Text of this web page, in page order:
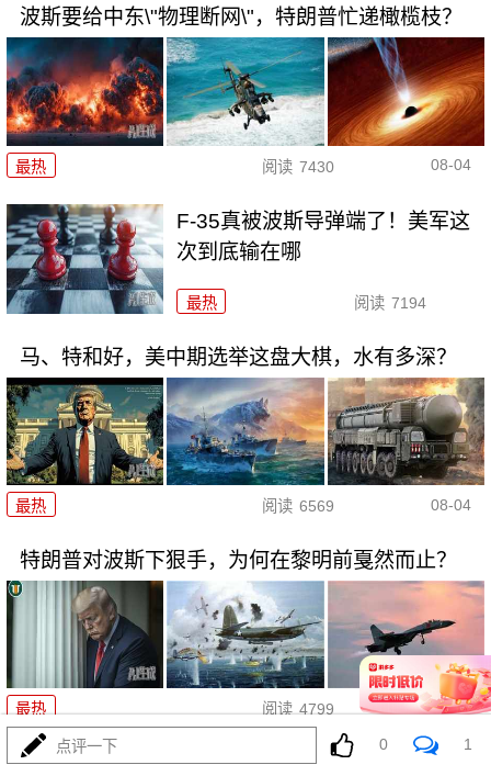
波斯要给中东\"物理断网\"，特朗普忙递橄榄枝？
最热 阅读 7430 08-04
F-35真被波斯导弹端了！美军这
次到底输在哪
最热 阅读 7194
马、特和好，美中期选举这盘大棋，水有多深？
最热 阅读 6569 08-04
特朗普对波斯下狠手，为何在黎明前戛然而止？
最热 阅读 4799 08-04
055要迎来最强对手？东瀛万吨新驱已上船台！
点评一下 0 1